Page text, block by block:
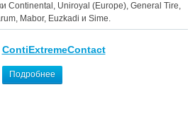
Continental, Uniroyal (Europe), General Tire,
Mabor, Euzkadi и Sime.
ContiExtremeContact
Подробнее